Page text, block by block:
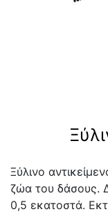
Ξύλινο
ζώα του δάσους.
0,5 εκατοστά.